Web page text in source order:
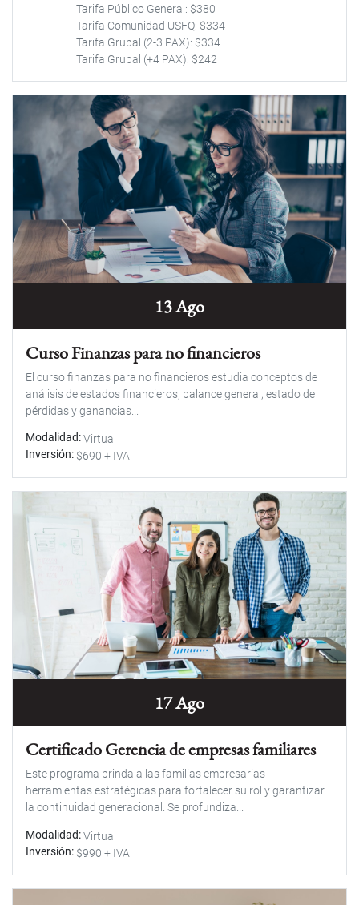
Tarifa Público General: $380
Tarifa Comunidad USFQ: $334
Tarifa Grupal (2-3 PAX): $334
Tarifa Grupal (+4 PAX): $242
13 Ago
Curso Finanzas para no financieros
El curso finanzas para no financieros estudia conceptos de
análisis de estados financieros, balance general, estado de
pérdidas y ganancias...
Modalidad Virtual
Inversión $690 + IVA
17 Ago
Certificado Gerencia de empresas familiares
Este programa brinda a las familias empresarias
herramientas estratégicas para fortalecer su rol y garantizar
la continuidad generacional. Se profundiza...
Modalidad Virtual
Inversión $990 + IVA